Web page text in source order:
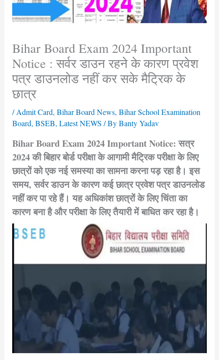
Bihar Board Exam 2024 Important
Notice : सर्वर डाउन रहने के कारण प्रवेश
पत्र डाउनलोड नहीं कर सके मैट्रिक के
छात्र
/Admit Card, Bihar Board News, Bihar School Examination
Board, BSEB, Latest NEWS / ByBanty Yadav
Bihar Board Exam 2024 Important Notice: सत्र
2024 की बिहार बोर्ड परीक्षा के आगामी मैट्रिक परीक्षा के लिए
छात्रों को एक नई समस्या का सामना करना पड़ रहा है। इस
समय, सर्वर डाउन के कारण कई छात्र प्रवेश पत्र डाउनलोड
नहीं कर पा रहे हैं। यह अधिकांश छात्रों के लिए चिंता का
कारण बना है और परीक्षा के लिए तैयारी में बाधित कर रहा है।